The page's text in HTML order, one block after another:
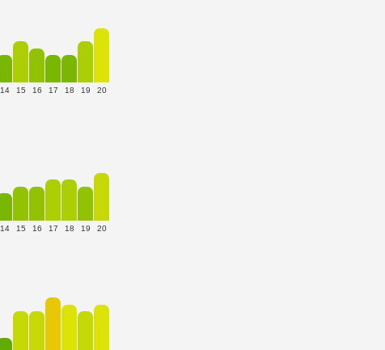
14 15 16 17 18 19 20
14 15 16 17 18 19 20